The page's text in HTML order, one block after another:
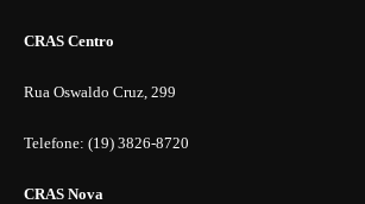
CRAS Centro
Rua Oswaldo Cruz, 299
Telefone: (19) 3826-8720
CRAS Nova